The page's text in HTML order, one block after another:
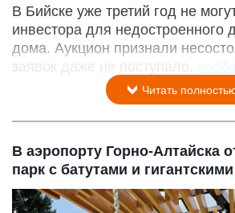
В Бийске уже третий год не
инвестора для недостроенного
дома. Аукцион признали
заявок даже не поступало,
Читать
В аэропорту Горно-Алтайска
парк с батутами и